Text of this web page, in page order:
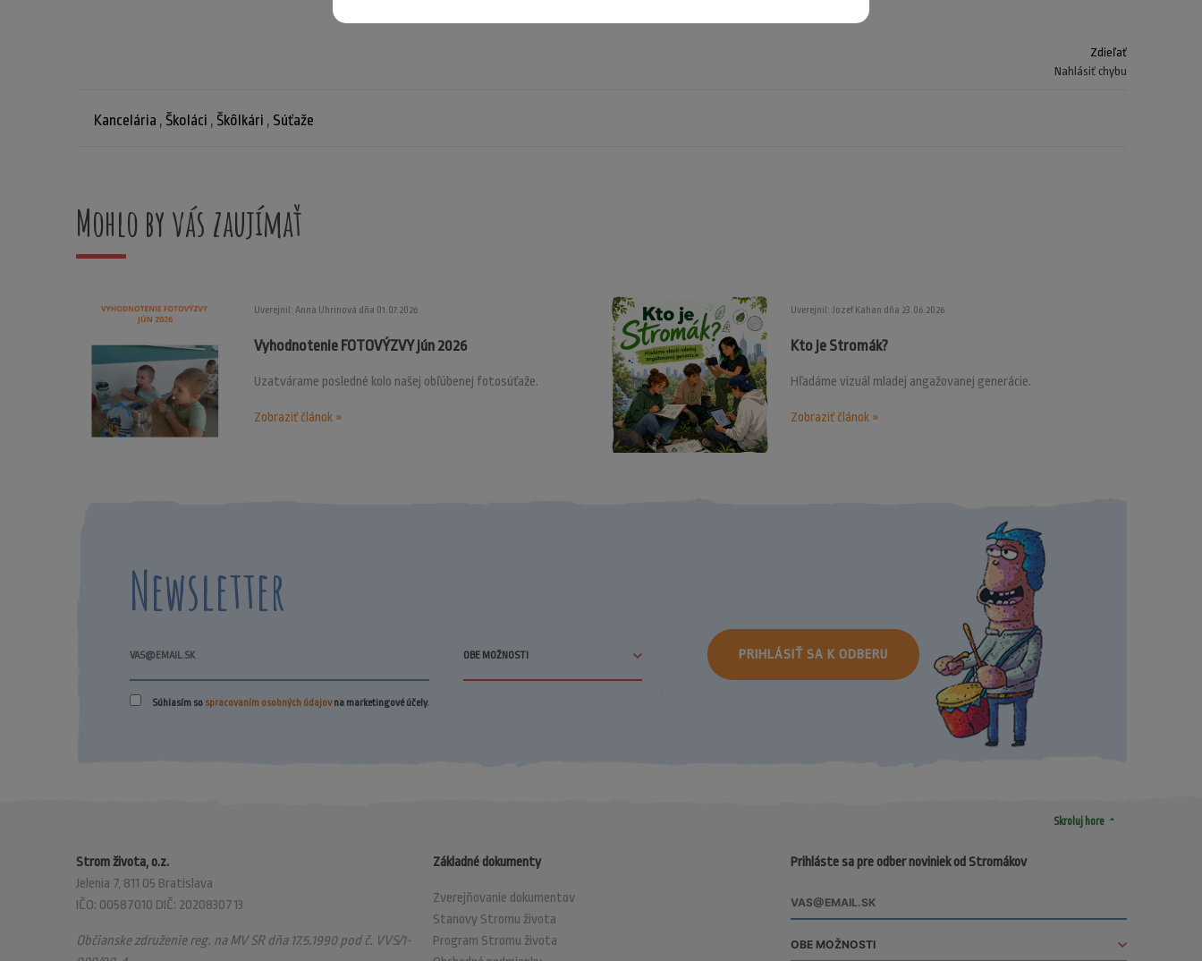
Zdieľať
Nahlásiť chybu
Kancelária , Školáci , Škôlkári , Súťaže
Mohlo by vás zaujímať
Uverejnil: Anna Uhrinová dňa 01.07.2026
Vyhodnotenie FOTOVÝZVY jún 2026
Uzatvárame posledné kolo našej obľúbenej fotosúťaže.
Zobraziť článok »
Uverejnil: Jozef Kahan dňa 23.06.2026
Kto je Stromák?
Hľadáme vizuál mladej angažovanej generácie.
Zobraziť článok »
Newsletter
Súhlasím so spracovaním osobných údajovna marketingové účely.
PRIHLÁSIŤ SA K ODBERU
Skroluj hore arrow_drop_up
Strom života, o.z.
Jelenia 7, 811 05 Bratislava
IČO: 00587010 DIČ: 2020830713
Občianske združenie reg. na MV SR dňa 17.5.1990 pod č. VVS/1-
Základné dokumenty
Zverejňovanie dokumentov
Stanovy Stromu života
Program Stromu života
Prihláste sa pre odber noviniek od Stromákov